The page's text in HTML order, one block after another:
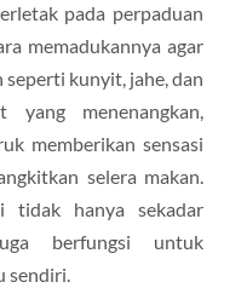
pada perpaduan
memadukannya agar
kunyit, jahe, dan
yang menenangkan,
memberikan sensasi
selera makan.
tidak hanya sekadar
berfungsi untuk
sendiri.